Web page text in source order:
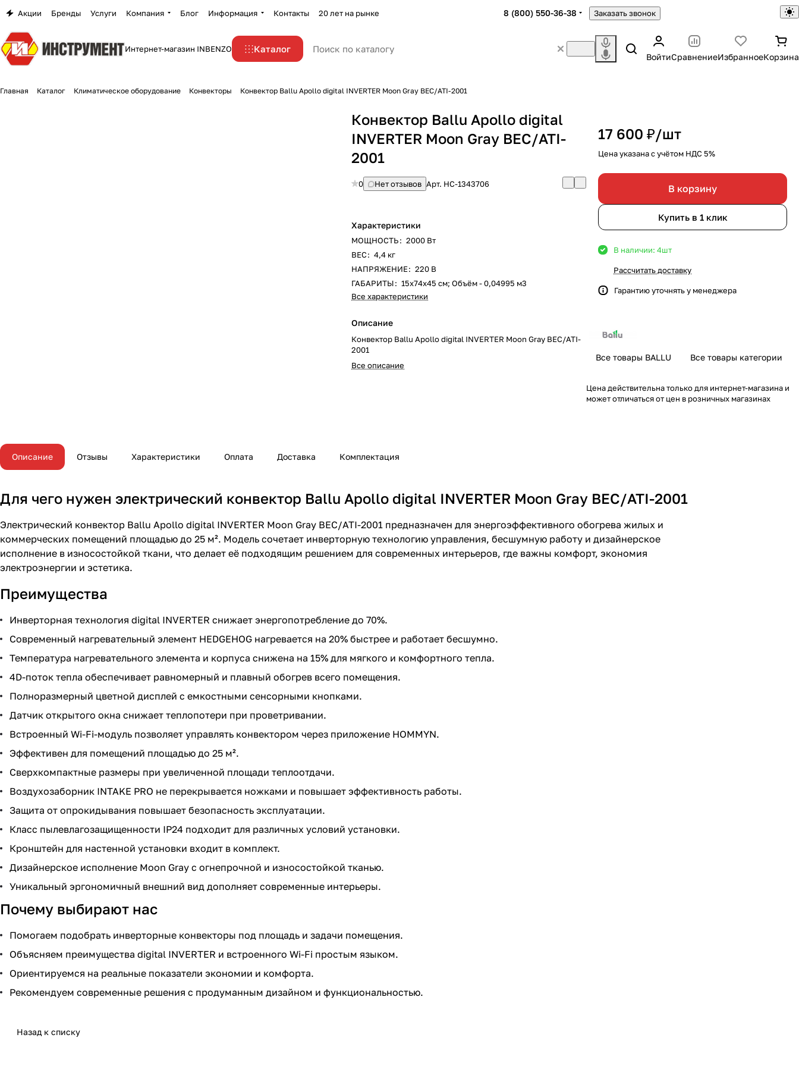
Акции Бренды Услуги Компания Блог Информация Контакты 20 лет на рынке 8 (800) 550-36-38 Заказать звонок
Интернет-магазин INBENZO Каталог
ВойтиСравнениеИзбранноеКорзина
Главная Каталог Климатическое оборудование Конвекторы Конвектор Ballu Apollo digital INVERTER Moon Gray BEC/ATI-2001
Конвектор Ballu Apollo digital
INVERTER Moon Gray BEC/ATI-
2001
0 Нет отзывов Арт. HC-1343706
Характеристики
МОЩНОСТЬ: 2000 Вт
ВЕС: 4,4 кг
НАПРЯЖЕНИЕ: 220 В
ГАБАРИТЫ: 15х74х45 см; Объём - 0,04995 м3
Все характеристики
Описание
Конвектор Ballu Apollo digital INVERTER Moon Gray BEC/ATI-
2001
Все описание
17 600 ₽/шт
Цена указана с учётом НДС 5%
В корзину
Купить в 1 клик
В наличии: 4шт
Рассчитать доставку
Гарантию уточнять у менеджера
Все товары BALLU Все товары категории
Цена действительна только для интернет-магазина и
может отличаться от цен в розничных магазинах
Описание Отзывы Характеристики Оплата Доставка Комплектация
Для чего нужен электрический конвектор Ballu Apollo digital INVERTER Moon Gray BEC/ATI-2001
Электрический конвектор Ballu Apollo digital INVERTER Moon Gray BEC/ATI-2001 предназначен для энергоэффективного обогрева жилых и
коммерческих помещений площадью до 25 м². Модель сочетает инверторную технологию управления, бесшумную работу и дизайнерское
исполнение в износостойкой ткани, что делает её подходящим решением для современных интерьеров, где важны комфорт, экономия
электроэнергии и эстетика.
Преимущества
Инверторная технология digital INVERTER снижает энергопотребление до 70%.
Современный нагревательный элемент HEDGEHOG нагревается на 20% быстрее и работает бесшумно.
Температура нагревательного элемента и корпуса снижена на 15% для мягкого и комфортного тепла.
4D-поток тепла обеспечивает равномерный и плавный обогрев всего помещения.
Полноразмерный цветной дисплей с емкостными сенсорными кнопками.
Датчик открытого окна снижает теплопотери при проветривании.
Встроенный Wi-Fi-модуль позволяет управлять конвектором через приложение HOMMYN.
Эффективен для помещений площадью до 25 м².
Сверхкомпактные размеры при увеличенной площади теплоотдачи.
Воздухозаборник INTAKE PRO не перекрывается ножками и повышает эффективность работы.
Защита от опрокидывания повышает безопасность эксплуатации.
Класс пылевлагозащищенности IP24 подходит для различных условий установки.
Кронштейн для настенной установки входит в комплект.
Дизайнерское исполнение Moon Gray с огнепрочной и износостойкой тканью.
Уникальный эргономичный внешний вид дополняет современные интерьеры.
Почему выбирают нас
Помогаем подобрать инверторные конвекторы под площадь и задачи помещения.
Объясняем преимущества digital INVERTER и встроенного Wi-Fi простым языком.
Ориентируемся на реальные показатели экономии и комфорта.
Рекомендуем современные решения с продуманным дизайном и функциональностью.
Назад к списку